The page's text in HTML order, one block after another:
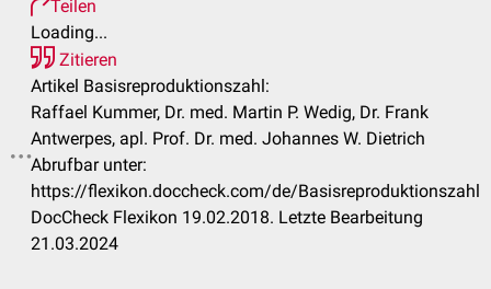
Teilen
Loading...
Zitieren
Artikel Basisreproduktionszahl:
Raffael Kummer, Dr. med. Martin P. Wedig, Dr. Frank
Antwerpes, apl. Prof. Dr. med. Johannes W. Dietrich
Abrufbar unter:
https://flexikon.doccheck.com/de/Basisreproduktionszahl
DocCheck Flexikon 19.02.2018. Letzte Bearbeitung
21.03.2024